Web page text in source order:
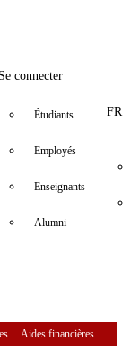
Se connecter
Étudiants
Employés
Enseignants
Alumni
FR
Aides financières